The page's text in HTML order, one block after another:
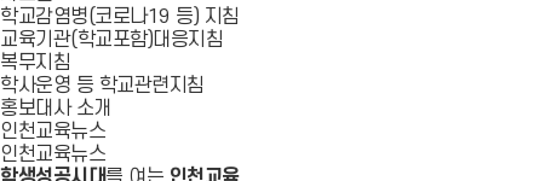
학교감염병(코로나19 등) 지침
교육기관(학교포함)대응지침
복무지침
학사운영 등 학교관련지침
홍보대사 소개
인천교육뉴스
인천교육뉴스